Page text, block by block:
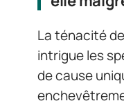
La ténacité
intrigue les
de cause